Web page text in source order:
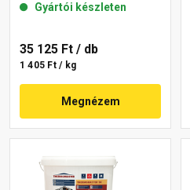
Gyártói készleten
35 125 Ft / db
1 405 Ft / kg
Megnézem